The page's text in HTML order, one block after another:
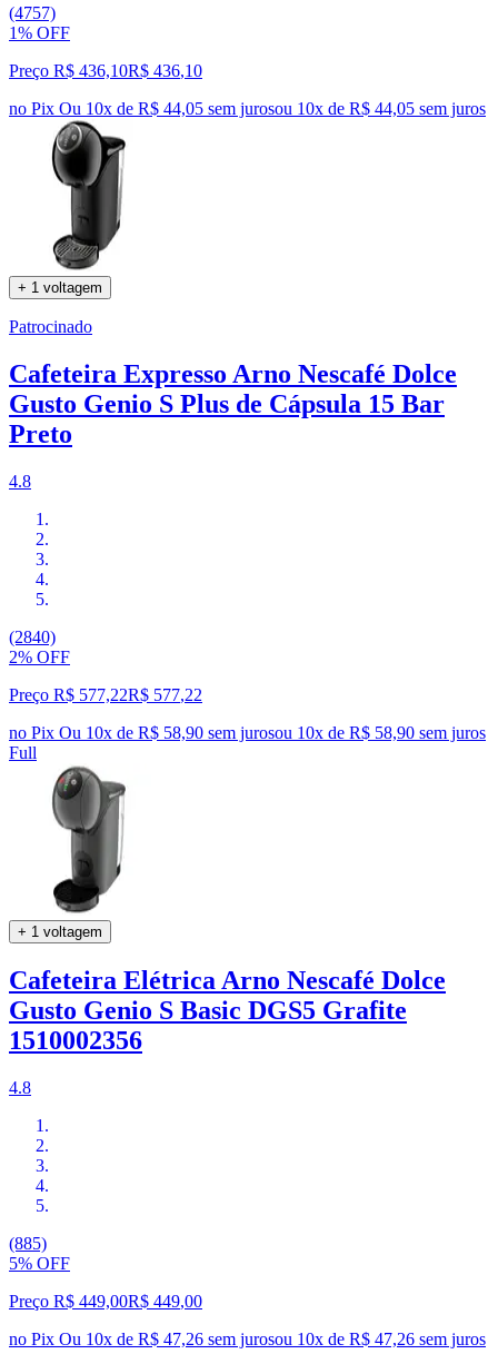
(4757)
1% OFF
Preço R$ 436,10R$ 436,10
no Pix Ou 10x de R$ 44,05 sem jurosou 10x de R$ 44,05 sem juros
+ 1 voltagem
Patrocinado
Cafeteira Expresso Arno Nescafé Dolce
Gusto Genio S Plus de Cápsula 15 Bar
Preto
4.8
(2840)
2% OFF
Preço R$ 577,22R$ 577,22
no Pix Ou 10x de R$ 58,90 sem jurosou 10x de R$ 58,90 sem juros
Full
+ 1 voltagem
Cafeteira Elétrica Arno Nescafé Dolce
Gusto Genio S Basic DGS5 Grafite
1510002356
4.8
(885)
5% OFF
Preço R$ 449,00R$ 449,00
no Pix Ou 10x de R$ 47,26 sem jurosou 10x de R$ 47,26 sem juros